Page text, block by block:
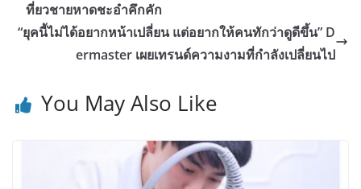
ที่ยวชายหาดชะอำคึกคัก
“ยุคนี้ไม่ได้อยากหน้าเปลี่ยน แต่อยากให้คนทักว่าดูดีขึ้น” D
ermaster เผยเทรนด์ความงามที่กำลังเปลี่ยนไป
You May Also Like